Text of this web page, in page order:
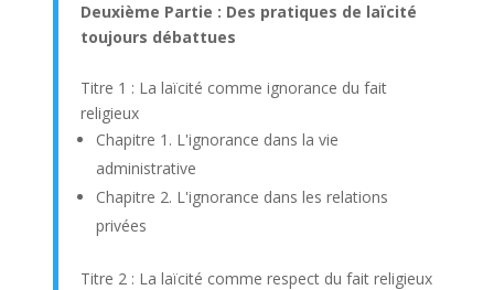
Deuxième Partie : Des pratiques de laïcité
toujours débattues
Titre 1 : La laïcité comme ignorance du fait
religieux
Chapitre 1. L'ignorance dans la vie
administrative
Chapitre 2. L'ignorance dans les relations
privées
Titre 2 : La laïcité comme respect du fait religieux